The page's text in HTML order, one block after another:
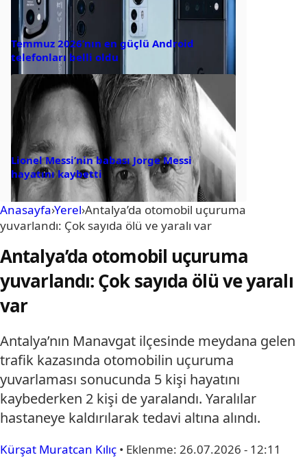
Temmuz 2026’nın en güçlü Android
telefonları belli oldu
Lionel Messi’nin babası Jorge Messi
hayatını kaybetti
Anasayfa›Yerel›Antalya’da otomobil uçuruma
yuvarlandı: Çok sayıda ölü ve yaralı var
Antalya’da otomobil uçuruma
yuvarlandı: Çok sayıda ölü ve yaralı
var
Antalya’nın Manavgat ilçesinde meydana gelen
trafik kazasında otomobilin uçuruma
yuvarlaması sonucunda 5 kişi hayatını
kaybederken 2 kişi de yaralandı. Yaralılar
hastaneye kaldırılarak tedavi altına alındı.
Kürşat Muratcan Kılıç • Eklenme: 26.07.2026 - 12:11